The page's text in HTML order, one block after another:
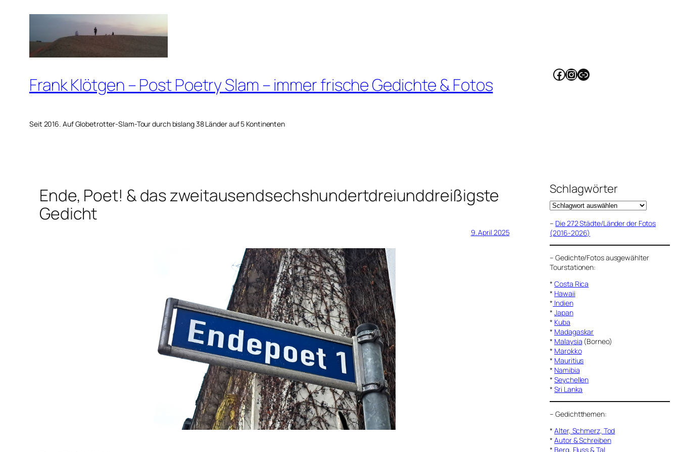
springen
Frank Klötgen – Post Poetry Slam – immer frische Gedichte & Fotos
Seit 2016. Auf Globetrotter-Slam-Tour durch bislang 38 Länder auf 5 Kontinenten
Facebook
Instagram
Link
Ende, Poet! & das zweitausendsechshundertdreiunddreißigste
Gedicht
9. April 2025
Schlagwörter
– Die 272 Städte/Länder der Fotos
(2016-2026)
–Gedichte/Fotos ausgewählter
Tourstationen:
*Costa Rica
* Hawaii
* Indien
*Japan
* Kuba
* Madagaskar
* Malaysia (Borneo)
* Marokko
* Mauritius
* Namibia
*Seychellen
*Sri Lanka
–Gedichtthemen:
*Alter, Schmerz, Tod
*Autor & Schreiben
* Berg, Fluss & Tal